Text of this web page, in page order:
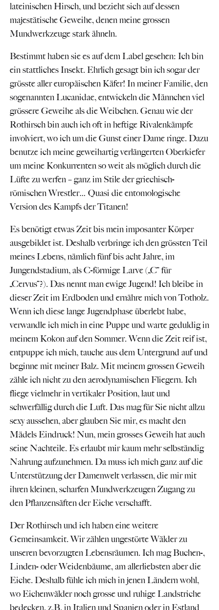
lateinischen Hirsch, und bezieht sich auf dessen
majestätische Geweihe, denen meine grossen
Mundwerkzeuge stark ähneln.
Bestimmt haben sie es auf dem Label gesehen: Ich bin
ein stattliches Insekt. Ehrlich gesagt bin ich sogar der
grösste aller europäischen Käfer! In meiner Familie, den
sogenannten Lucanidae, entwickeln die Männchen viel
grössere Geweihe als die Weibchen. Genau wie der
Rothirsch bin auch ich oft in heftige Rivalenkämpfe
involviert, wo ich um die Gunst einer Dame ringe. Dazu
benutze ich meine geweihartig verlängerten Oberkiefer
um meine Konkurrenten so weit als möglich durch die
Lüfte zu werfen – ganz im Stile der griechisch-
römischen Wrestler… Quasi die entomologische
Version des Kampfs der Titanen!
Es benötigt etwas Zeit bis mein imposanter Körper
ausgebildet ist. Deshalb verbringe ich den grössten Teil
meines Lebens, nämlich fünf bis acht Jahre, im
Jungendstadium, als C-förmige Larve („C“ für
„Cervus“?). Das nennt man ewige Jugend! Ich bleibe in
dieser Zeit im Erdboden und ernähre mich von Totholz.
Wenn ich diese lange Jugendphase überlebt habe,
verwandle ich mich in eine Puppe und warte geduldig in
meinem Kokon auf den Sommer. Wenn die Zeit reif ist,
entpuppe ich mich, tauche aus dem Untergrund auf und
beginne mit meiner Balz. Mit meinem grossen Geweih
zähle ich nicht zu den aerodynamischen Fliegern. Ich
fliege vielmehr in vertikaler Position, laut und
schwerfällig durch die Luft. Das mag für Sie nicht allzu
sexy aussehen, aber glauben Sie mir, es macht den
Mädels Eindruck! Nun, mein grosses Geweih hat auch
seine Nachteile. Es erlaubt mir kaum mehr selbständig
Nahrung aufzunehmen. Da muss ich mich ganz auf die
Unterstützung der Damenwelt verlassen, die mir mit
ihren kleinen, scharfen Mundwerkzeugen Zugang zu
den Pflanzensäften der Eiche verschafft.
Der Rothirsch und ich haben eine weitere
Gemeinsamkeit. Wir zählen ungestörte Wälder zu
unseren bevorzugten Lebensräumen. Ich mag Buchen-,
Linden- oder Weidenbäume, am allerliebsten aber die
Eiche. Deshalb fühle ich mich in jenen Ländern wohl,
wo Eichenwälder noch grosse und ruhige Landstriche
bedecken, z.B. in Italien und Spanien oder in Estland